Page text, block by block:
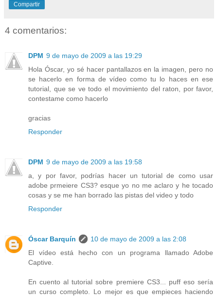
Compartir
4 comentarios:
DPM 9 de mayo de 2009 a las 19:29
Hola Óscar, yo sé hacer pantallazos en la imagen, pero no
se hacerlo en forma de vídeo como tu lo haces en ese
tutorial, que se ve todo el movimiento del raton, por favor,
contestame como hacerlo
gracias
Responder
DPM 9 de mayo de 2009 a las 19:58
a, y por favor, podrías hacer un tutorial de como usar
adobe prmeiere CS3? esque yo no me aclaro y he tocado
cosas y se me han borrado las pistas del video y todo
Responder
Óscar Barquín
10 de mayo de 2009 a las 2:08
El vídeo está hecho con un programa llamado Adobe
Captive.
En cuento al tutorial sobre premiere CS3... puff eso sería
un curso completo. Lo mejor es que empieces haciendo